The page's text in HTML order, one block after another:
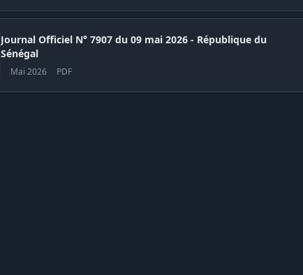
Journal Officiel N° 7907 du 09 mai 2026 - République du
Sénégal
Mai 2026 PDF